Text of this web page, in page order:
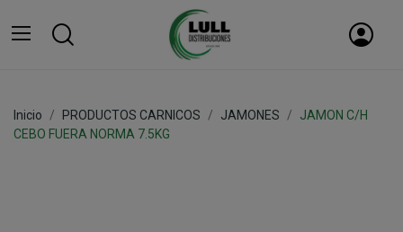
Inicio PRODUCTOS CARNICOS JAMONES
JAMON C/H
CEBO FUERA NORMA 7.5KG